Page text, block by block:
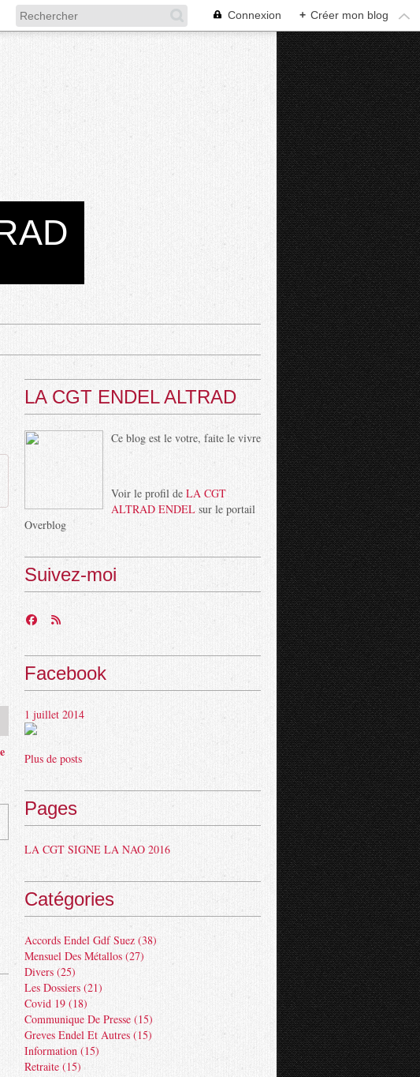
Connexion + Créer mon blog
LA CGT ENDEL ALTRAD
Ce blog est le votre, faite le vivre
Voir le profil de LA CGT
ALTRAD ENDEL sur le portail
Overblog
Suivez-moi
Facebook
1 juillet 2014
Plus de posts
Pages
LA CGT SIGNE LA NAO 2016
Catégories
Accords Endel Gdf Suez (38)
Mensuel Des Métallos (27)
Divers (25)
Les Dossiers (21)
Covid 19 (18)
Communique De Presse (15)
Greves Endel Et Autres (15)
Information (15)
Retraite (15)